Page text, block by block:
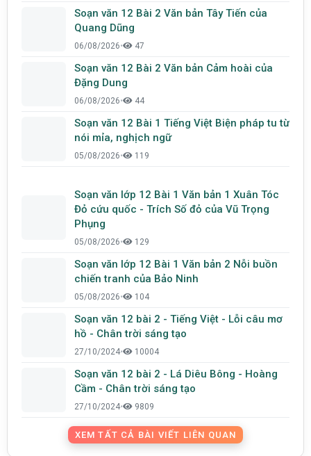
Soạn văn 12 Bài 2 Văn bản Tây Tiến của
Quang Dũng
06/08/2026• 47
Soạn văn 12 Bài 2 Văn bản Cảm hoài của
Đặng Dung
06/08/2026• 44
Soạn văn 12 Bài 1 Tiếng Việt Biện pháp tu từ
nói mỉa, nghịch ngữ
05/08/2026• 119
Soạn văn lớp 12 Bài 1 Văn bản 1 Xuân Tóc
Đỏ cứu quốc - Trích Số đỏ của Vũ Trọng
Phụng
05/08/2026• 129
Soạn văn lớp 12 Bài 1 Văn bản 2 Nỗi buồn
chiến tranh của Bảo Ninh
05/08/2026• 104
Soạn văn 12 bài 2 - Tiếng Việt - Lỗi câu mơ
hồ - Chân trời sáng tạo
27/10/2024• 10004
Soạn văn 12 bài 2 - Lá Diêu Bông - Hoàng
Cầm - Chân trời sáng tạo
27/10/2024• 9809
XEM TẤT CẢ BÀI VIẾT LIÊN QUAN